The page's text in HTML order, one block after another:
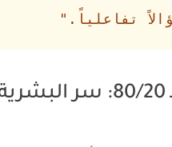
تفاعلياً."